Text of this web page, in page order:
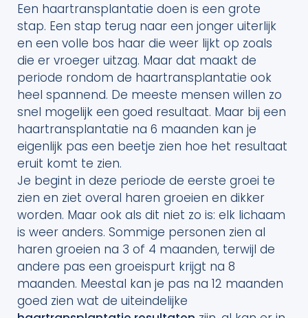
Een haartransplantatie doen is een grote
stap. Een stap terug naar een jonger uiterlijk
en een volle bos haar die weer lijkt op zoals
die er vroeger uitzag. Maar dat maakt de
periode rondom de haartransplantatie ook
heel spannend. De meeste mensen willen zo
snel mogelijk een goed resultaat. Maar bij een
haartransplantatie na 6 maanden kan je
eigenlijk pas een beetje zien hoe het resultaat
eruit komt te zien.
Je begint in deze periode de eerste groei te
zien en ziet overal haren groeien en dikker
worden. Maar ook als dit niet zo is: elk lichaam
is weer anders. Sommige personen zien al
haren groeien na 3 of 4 maanden, terwijl de
andere pas een groeispurt krijgt na 8
maanden. Meestal kan je pas na 12 maanden
goed zien wat de uiteindelijke